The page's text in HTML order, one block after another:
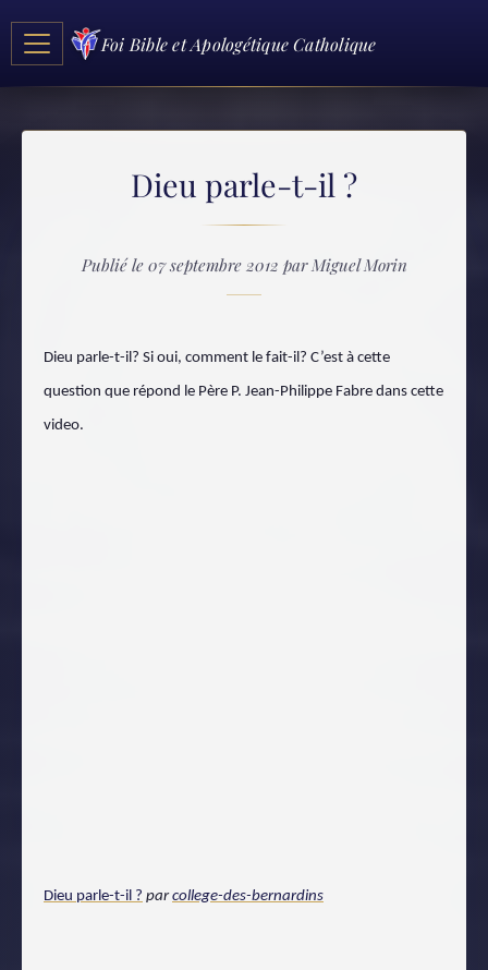
Foi Bible et Apologétique Catholique
Dieu parle-t-il ?
Publié le 07 septembre 2012 par Miguel Morin
Dieu parle-t-il? Si oui, comment le fait-il? C’est à cette
question que répond le Père P. Jean-Philippe Fabre dans cette
video.
Dieu parle-t-il ? parcollege-des-bernardins